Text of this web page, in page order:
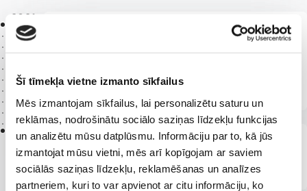
Šī tīmekļa vietne izmanto sīkfailus
Mēs izmantojam sīkfailus, lai personalizētu saturu un
reklāmas, nodrošinātu sociālo saziņas līdzekļu funkcijas
un analizētu mūsu datplūsmu. Informāciju par to, kā jūs
izmantojat mūsu vietni, mēs arī kopīgojam ar saviem
sociālās saziņas līdzekļu, reklamēšanas un analīzes
partneriem, kuri to var apvienot ar citu informāciju, ko
2021 -
2023
Латвийский университет, программа
резидентуры по специальности
Получена квалификация семейного врача
Рижский Университет им. Страдыня
Получила диплом врача